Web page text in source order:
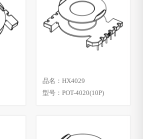
品名：HX4029
型号：POT-4020(10P)